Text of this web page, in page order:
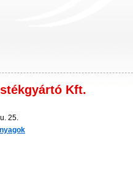
Kft.
25.